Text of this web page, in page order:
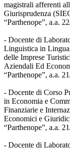
magistrali afferenti
Giurisprudenza
“Parthenope”, a.a.
- Docente di
Linguistica in Lingua
delle Imprese
Aziendali Ed
“Parthenope”, a.a.
- Docente di Corso
in Economia e
Finanziarie e
Economici e
“Parthenope”, a.a.
- Docente di